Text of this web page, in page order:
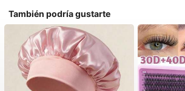
También podría gustarte